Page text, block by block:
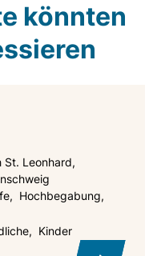
könnten
St. Leonhard
Hochbegabung
Kinder